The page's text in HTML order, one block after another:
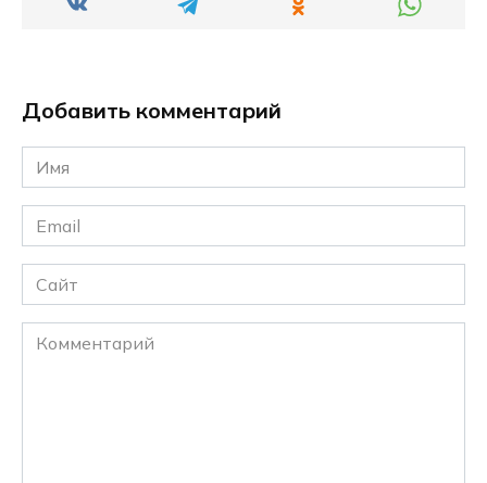
Добавить комментарий
Имя
*
Email
*
Сайт
Комментарий